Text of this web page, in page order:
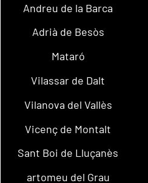
Andreu de la Barca
Adrià de Besòs
Mataró
Vilassar de Dalt
Vilanova del Vallès
Vicenç de Montalt
Sant Boi de Lluçanès
artomeu del Grau